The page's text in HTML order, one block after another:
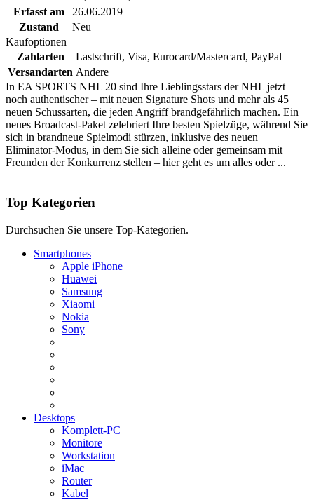
Erfasst am
26.06.2019
Zustand
Neu
Kaufoptionen
Zahlarten
Lastschrift, Visa, Eurocard/Mastercard, PayPal
Versandarten Andere
In EA SPORTS NHL 20 sind Ihre Lieblingsstars der NHL jetzt
noch authentischer – mit neuen Signature Shots und mehr als 45
neuen Schussarten, die jeden Angriff brandgefährlich machen. Ein
neues Broadcast-Paket zelebriert Ihre besten Spielzüge, während Sie
sich in brandneue Spielmodi stürzen, inklusive des neuen
Eliminator-Modus, in dem Sie sich alleine oder gemeinsam mit
Freunden der Konkurrenz stellen – hier geht es um alles oder ...
Top Kategorien
Durchsuchen Sie unsere Top-Kategorien.
Smartphones
Apple iPhone
Huawei
Samsung
Xiaomi
Nokia
Sony
Desktops
Komplett-PC
Monitore
Workstation
iMac
Router
Kabel